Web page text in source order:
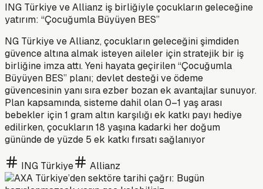
ING Türkiye ve Allianz iş birliğiyle çocukların geleceğine
yatırım: “Çocuğumla Büyüyen BES”
NG Türkiye ve Allianz, çocukların geleceğini şimdiden
güvence altına almak isteyen aileler için stratejik bir iş
birliğine imza attı. Yeni hayata geçirilen “Çocuğumla
Büyüyen BES” planı; devlet desteği ve ödeme
güvencesinin yanı sıra ezber bozan ek avantajlar sunuyor.
Plan kapsamında, sisteme dahil olan 0–1 yaş arası
bebekler için 1 gram altın karşılığı ek katkı payı hediye
edilirken, çocukların 18 yaşına kadarki her doğum
gününde de yüzde 5 ek katkı fırsatı sağlanıyor
ING Türkiye Allianz